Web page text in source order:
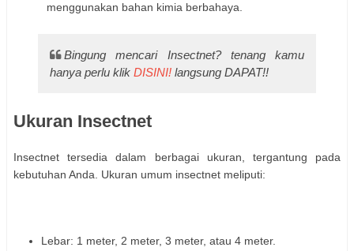
menggunakan bahan kimia berbahaya.
Bingung mencari Insectnet? tenang kamu
hanya perlu klikDISINI!langsung DAPAT!!
Ukuran Insectnet
Insectnet tersedia dalam berbagai ukuran, tergantung pada
kebutuhan Anda. Ukuran umum insectnet meliputi:
Lebar: 1 meter, 2 meter, 3 meter, atau 4 meter.